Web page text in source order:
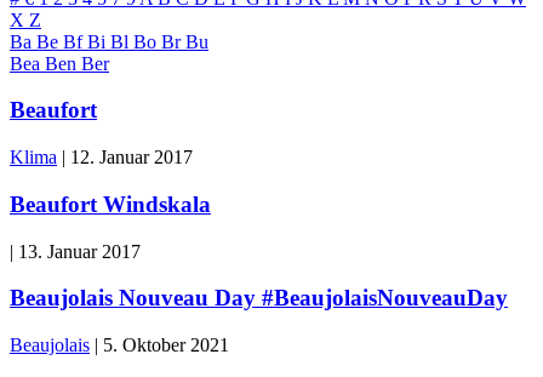
X Z
Ba Be BfBi Bl Bo BrBu
Bea Ben Ber
Beaufort
Klima | 12. Januar 2017
Beaufort Windskala
| 13. Januar 2017
Beaujolais Nouveau Day #BeaujolaisNouveauDay
Beaujolais | 5. Oktober 2021